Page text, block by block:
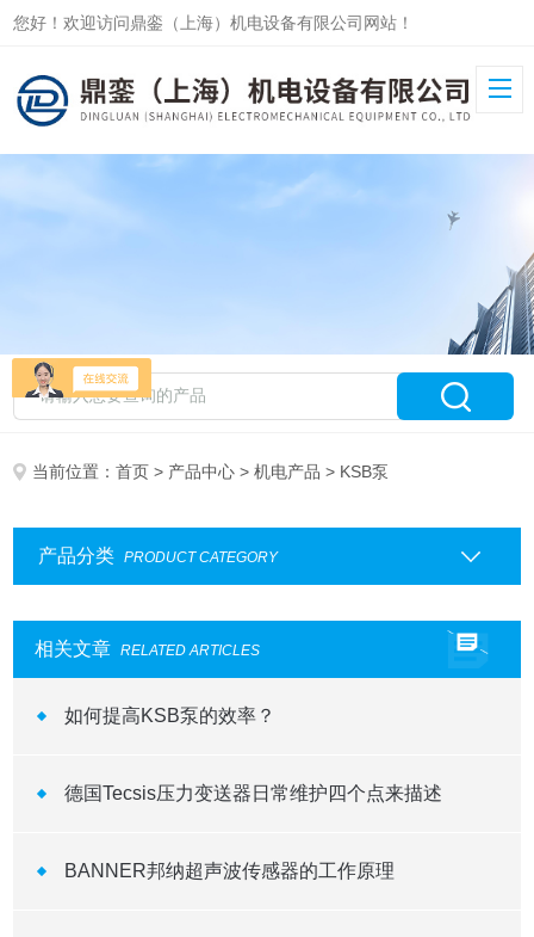
您好！欢迎访问鼎銮（上海）机电设备有限公司网站！
当前位置：首页 > 产品中心 >机电产品 > KSB泵
产品分类 PRODUCT CATEGORY
相关文章 RELATED ARTICLES
如何提高KSB泵的效率？
德国Tecsis压力变送器日常维护四个点来描述
BANNER邦纳超声波传感器的工作原理